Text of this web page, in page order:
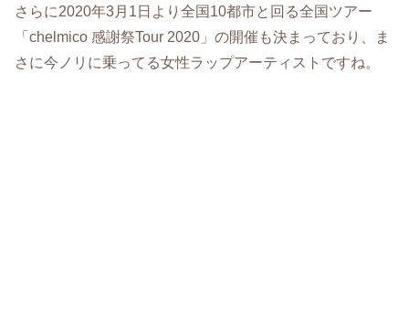
さらに2020年3月1日より全国10都市と回る全国ツアー
「chelmico 感謝祭Tour 2020」の開催も決まっており、ま
さに今ノリに乗ってる女性ラップアーティストですね。